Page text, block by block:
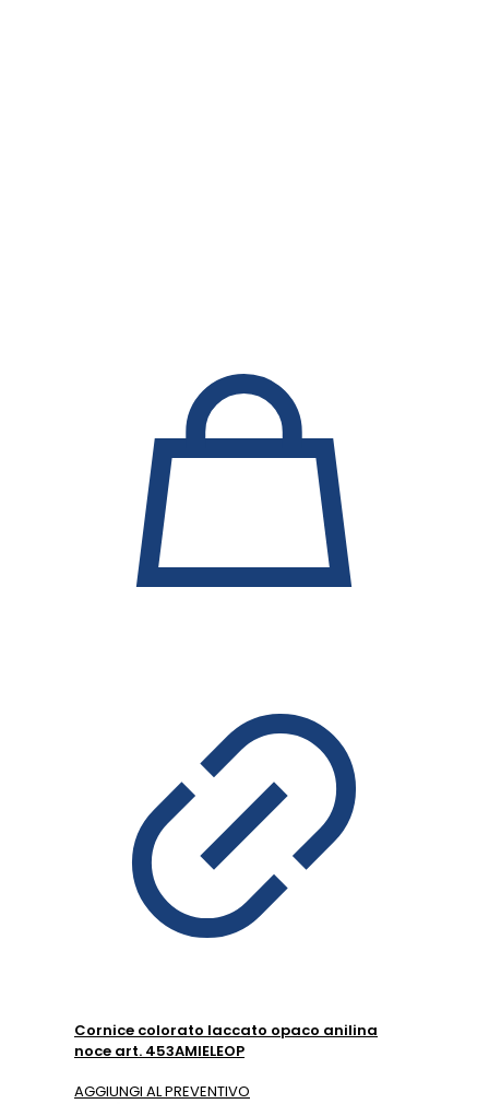
Cornice colorato laccato opaco anilina
noce art. 453AMIELEOP
AGGIUNGI AL PREVENTIVO